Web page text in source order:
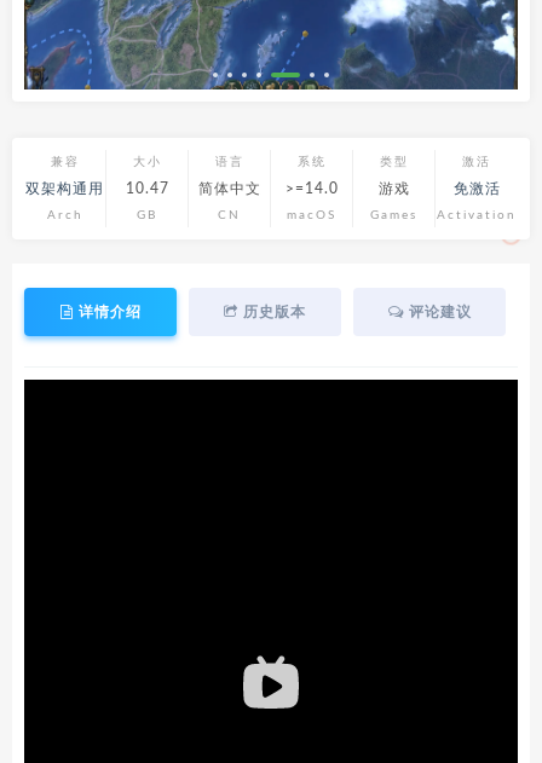
兼容
双架构通用
Arch
大小
10.47
GB
语言
简体中文
CN
系统
>=14.0
macOS
类型
游戏
Games
激活
免激活
Activation
详情介绍 历史版本 评论建议